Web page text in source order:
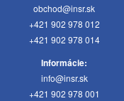
obchod@insr.sk
+421 902 978 012
+421 902 978 014
Informácie:
info@insr.sk
+421 902 978 001